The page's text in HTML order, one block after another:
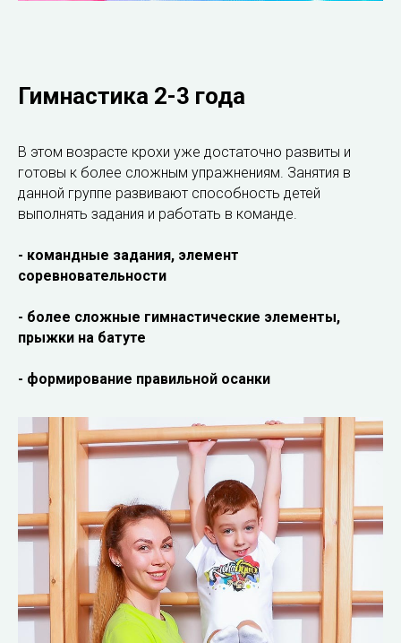
Гимнастика 2-3 года
В этом возрасте крохи уже достаточно развиты и
готовы к более сложным упражнениям. Занятия в
данной группе развивают способность детей
выполнять задания и работать в команде.
- командные задания, элемент
соревновательности
- более сложные гимнастические элементы,
прыжки на батуте
- формирование правильной осанки